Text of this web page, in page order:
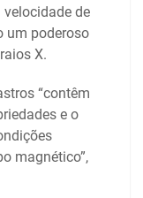
de
um poderoso
X.
“contêm
e o
magnético”,